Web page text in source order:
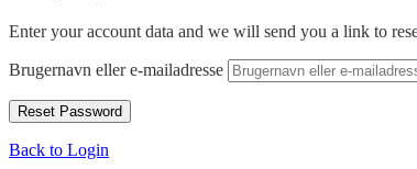
Enter your account data and we will send you a link to
Brugernavn eller e-mailadresse
Back to Login